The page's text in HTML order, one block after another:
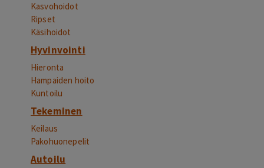
Kasvohoidot
Ripset
Käsihoidot
Hyvinvointi
Hieronta
Hampaiden hoito
Kuntoilu
Tekeminen
Keilaus
Pakohuonepelit
Autoilu